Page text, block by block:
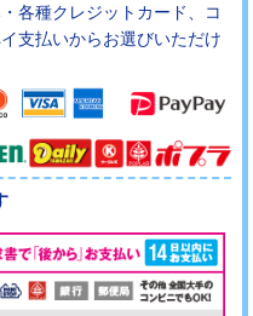
各種クレジットカード、コ
支払いからお選びいただけ